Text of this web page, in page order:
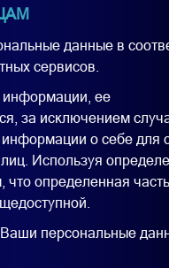
данные в
сервисов.
информации, ее
за исключением
информации о себе для
Используя
что определенная часть
персональные